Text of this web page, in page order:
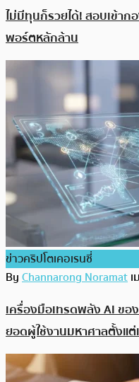
ไม่มีทุนก็รวยได้! สอบเข้า
พอร์ตหลักล้าน
ข่าวคริปโตเคอเรนซี่
ByChannarong Noramat
เครื่องมือเทรดพลัง AI ขอ
ยอดผู้ใช้งานมหาศาลตั้งแ